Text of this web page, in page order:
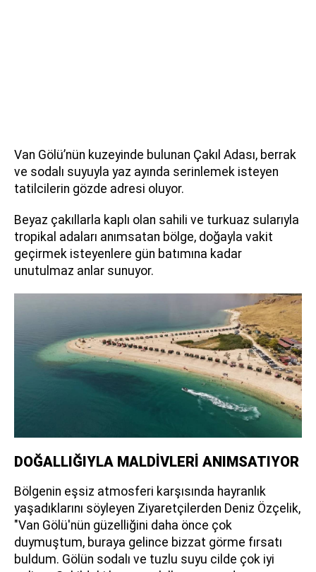
Van Gölü’nün kuzeyinde bulunan Çakıl Adası, berrak
ve sodalı suyuyla yaz ayında serinlemek isteyen
tatilcilerin gözde adresi oluyor.
Beyaz çakıllarla kaplı olan sahili ve turkuaz sularıyla
tropikal adaları anımsatan bölge, doğayla vakit
geçirmek isteyenlere gün batımına kadar
unutulmaz anlar sunuyor.
DOĞALLIĞIYLA MALDİVLERİ ANIMSATIYOR
Bölgenin eşsiz atmosferi karşısında hayranlık
yaşadıklarını söyleyen Ziyaretçilerden Deniz Özçelik,
"Van Gölü'nün güzelliğini daha önce çok
duymuştum, buraya gelince bizzat görme fırsatı
buldum. Gölün sodalı ve tuzlu suyu cilde çok iyi